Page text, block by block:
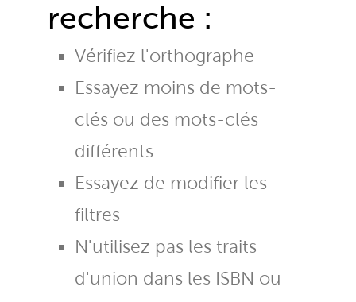
recherche :
Vérifiez l'orthographe
Essayez moins de mots-
clés ou des mots-clés
différents
Essayez de modifier les
filtres
N'utilisez pas les traits
d'union dans les ISBN ou